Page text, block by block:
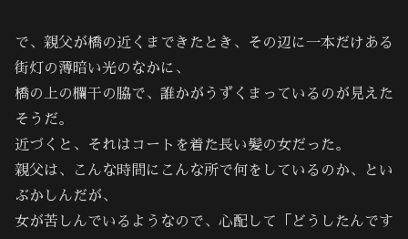
で、親父が橋の近くまできたとき、その辺に一本だけある
街灯の薄暗い光のなかに、
橋の上の欄干の脇で、誰かがうずくまっているのが見えた
そうだ。
近づくと、それはコートを着た長い髪の女だった。
親父は、こんな時間にこんな所で何をしているのか、とい
ぶかしんだが、
女が苦しんでいるようなので、心配して「どうしたんです